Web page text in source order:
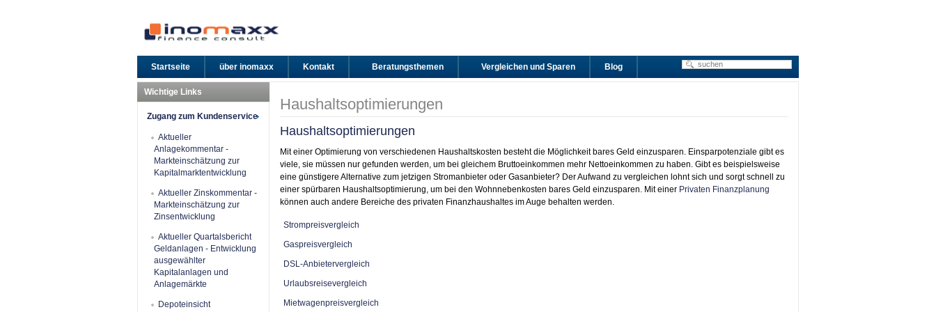
Startseite über inomaxx Kontakt Beratungsthemen Vergleichen und Sparen Blog
Haushaltsoptimierungen
Haushaltsoptimierungen
Mit einer Optimierung von verschiedenen Haushaltskosten besteht die Möglichkeit bares Geld einzusparen. Einsparpotenziale gibt es
viele, sie müssen nur gefunden werden, um bei gleichem Bruttoeinkommen mehr Nettoeinkommen zu haben. Gibt es beispielsweise
eine günstigere Alternative zum jetzigen Stromanbieter oder Gasanbieter? Der Aufwand zu vergleichen lohnt sich und sorgt schnell zu
einer spürbaren Haushaltsoptimierung, um bei den Wohnnebenkosten bares Geld einzusparen. Mit einer Privaten Finanzplanung
können auch andere Bereiche des privaten Finanzhaushaltes im Auge behalten werden.
Strompreisvergleich
Gaspreisvergleich
DSL-Anbietervergleich
Urlaubsreisevergleich
Mietwagenpreisvergleich
Wichtige Links
Zugang zum Kundenservice
Aktueller
Anlagekommentar -
Markteinschätzung zur
Kapitalmarktentwicklung
Aktueller Zinskommentar -
Markteinschätzung zur
Zinsentwicklung
Aktueller Quartalsbericht
Geldanlagen - Entwicklung
ausgewählter
Kapitalanlagen und
Anlagemärkte
Depoteinsicht